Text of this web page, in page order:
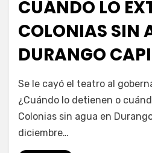
CUÁNDO LO
COLONIAS SIN
DURANGO
por Fernando Miranda Servín
Se le cayó el teatro al
¿Cuándo lo detienen o
Colonias sin agua en
diciembre…